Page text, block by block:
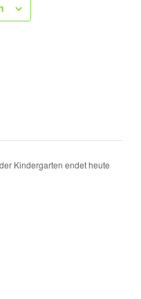
Kindergarten endet heute